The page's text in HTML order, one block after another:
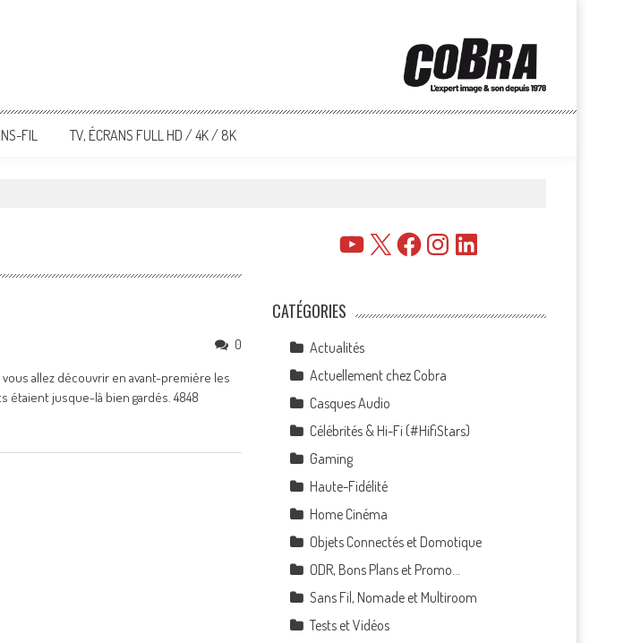
FIL TV, ÉCRANS FULL HD / 4K / 8K
0
allez découvrir en avant-première les
jusque-là bien gardés. 4848
YouTube
X FacebookInstagramLinkedIn
CATÉGORIES
Actualités
Actuellement chez Cobra
Casques Audio
Célébrités & Hi-Fi (#HifiStars)
Gaming
Haute-Fidélité
Home Cinéma
Objets Connectés et Domotique
ODR, Bons Plans et Promo…
Sans Fil, Nomade et Multiroom
Tests et Vidéos